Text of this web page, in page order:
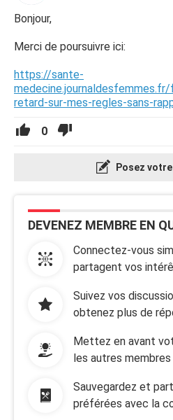
Bonjour,
Merci de poursuivre ici:
https://sante-
retard-sur-mes-regles-sans-
0
Posez
DEVENEZ MEMBRE EN
Connectez-vous
partagent vos
Suivez vos
obtenez plus de
Mettez en avant
les autres membres
Sauvegardez et
préférées avec la